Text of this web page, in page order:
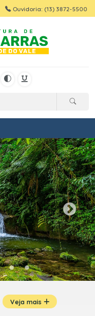
Ouvidoria: (13) 3872-5500
Veja mais